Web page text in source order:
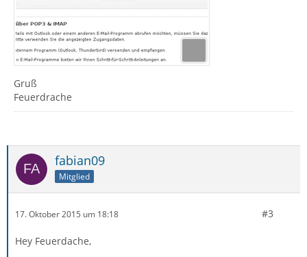
Gruß
Feuerdrache
fabian09
Mitglied
17. Oktober 2015 um 18:18 #3
Hey Feuerdache,